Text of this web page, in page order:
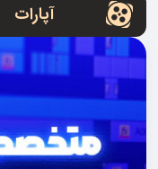
آپارات